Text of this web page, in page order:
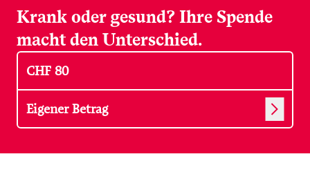
Krank oder gesund? Ihre Spende
macht den Unterschied.
CHF 80